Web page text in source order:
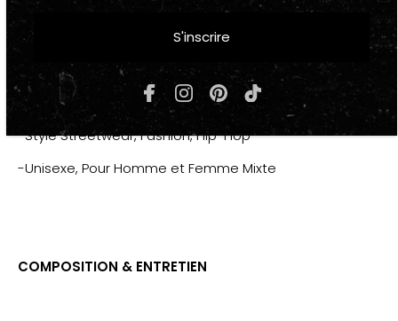
Basique Couleur Uni Rouge
Bordeaux
"ESSENTIAL"
-Look Fashion tendance, Mode Urbaine
-Style Streetwear, Fashion, Hip-Hop
-Unisexe, Pour Homme et Femme Mixte
COMPOSITION & ENTRETIEN
S'inscrire